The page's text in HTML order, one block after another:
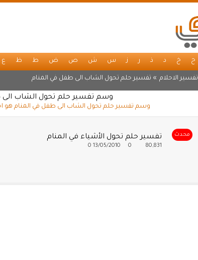
ح خ د ذ ر ز س ش ص ض ط ظ ع
تفسير الاحلام » تفسير حلم تحول الشاب الى طفل في المنام
وسم تفسير حلم تحول الشاب الى
وسم تفسير حلم تحول الشاب الى طفل في المنام هو
محدث تفسير حلم تحول الأشياء في المنام
80,831
13/05/2010
0